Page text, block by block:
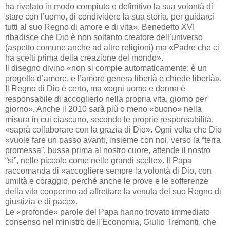
ha rivelato in modo compiuto e definitivo la sua volontà di
stare con l’uomo, di condividere la sua storia, per guidarci
tutti al suo Regno di amore e di vita». Benedetto XVI
ribadisce che Dio è non soltanto creatore dell’universo
(aspetto comune anche ad altre religioni) ma «Padre che ci
ha scelti prima della creazione del mondo».
Il disegno divino «non si compie automaticamente: è un
progetto d’amore, e l’amore genera libertà e chiede libertà».
Il Regno di Dio è certo, ma «ogni uomo e donna è
responsabile di accoglierlo nella propria vita, giorno per
giorno». Anche il 2010 sarà più o meno «buono» nella
misura in cui ciascuno, secondo le proprie responsabilità,
«saprà collaborare con la grazia di Dio». Ogni volta che Dio
«vuole fare un passo avanti, insieme con noi, verso la “terra
promessa”, bussa prima al nostro cuore, attende il nostro
“sì”, nelle piccole come nelle grandi scelte». Il Papa
raccomanda di «accogliere sempre la volontà di Dio, con
umiltà e coraggio, perché anche le prove e le sofferenze
della vita cooperino ad affrettare la venuta del suo Regno di
giustizia e di pace».
Le «profonde» parole del Papa hanno trovato immediato
consenso nel ministro dell’Economia, Giulio Tremonti, che